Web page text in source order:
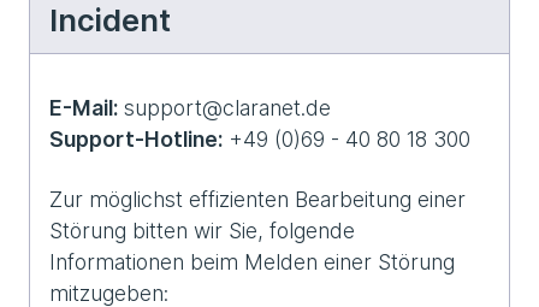
Incident
E-Mail: support@claranet.de
Support-Hotline: +49 (0)69 - 40 80 18 300
Zur möglichst effizienten Bearbeitung einer
Störung bitten wir Sie, folgende
Informationen beim Melden einer Störung
mitzugeben: